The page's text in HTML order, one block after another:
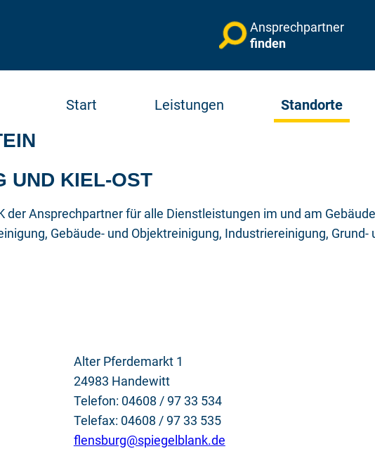
Ansprechpartner
finden
Start Leistungen Standorte
UND KIEL-OST
der Ansprechpartner für alle Dienstleistungen im und am
Gebäude- und Objektreinigung, Industriereinigung,
Alter Pferdemarkt 1
24983 Handewitt
Telefon: 04608 / 97 33 534
Telefax: 04608 / 97 33 535
flensburg@spiegelblank.de